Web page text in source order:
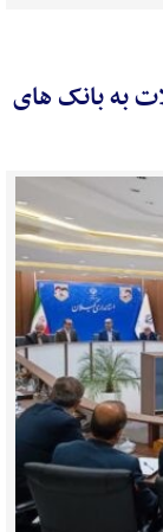
به بانک های